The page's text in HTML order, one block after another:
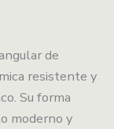
de
resistente y
Su forma
moderno y